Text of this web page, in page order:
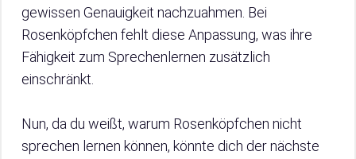
gewissen Genauigkeit nachzuahmen. Bei
Rosenköpfchen fehlt diese Anpassung, was ihre
Fähigkeit zum Sprechenlernen zusätzlich
einschränkt.
Nun, da du weißt, warum Rosenköpfchen nicht
sprechen lernen können, könnte dich der nächste